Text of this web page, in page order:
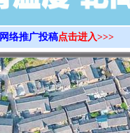
网络推广投稿点击进入>>>